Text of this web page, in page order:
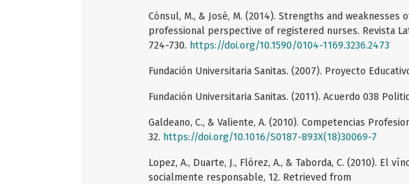
Cónsul, M., & José, M. (2014). Strengths and
professional perspective of registered nurses. Revista
724-730. https://doi.org/10.1590/0104-1169.3236.2473
Fundación Universitaria Sanitas. (2007). Proyecto
Fundación Universitaria Sanitas. (2011). Acuerdo 038
Galdeano, C., & Valiente, A. (2010). Competencias
32. https://doi.org/10.1016/S0187-893X(18)30069-7
Lopez, A., Duarte, J., Flórez, A., & Taborda, C. (2010). El
socialmente responsable, 12. Retrieved from